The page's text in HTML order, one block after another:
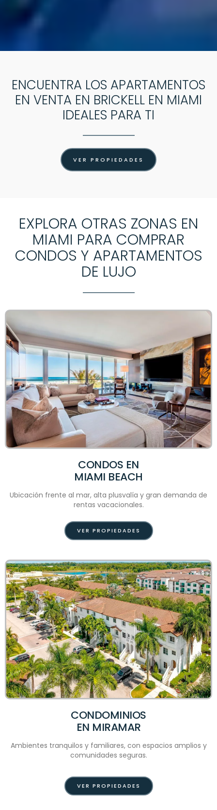
ENCUENTRA LOS APARTAMENTOS
EN VENTA EN BRICKELL EN MIAMI
IDEALES PARA TI
VER PROPIEDADES
EXPLORA OTRAS ZONAS EN
MIAMI PARA COMPRAR
CONDOS Y APARTAMENTOS
DE LUJO
CONDOS EN
MIAMI BEACH
Ubicación frente al mar, alta plusvalía y gran demanda de
rentas vacacionales.
VER PROPIEDADES
CONDOMINIOS
EN MIRAMAR
Ambientes tranquilos y familiares, con espacios amplios y
comunidades seguras.
VER PROPIEDADES